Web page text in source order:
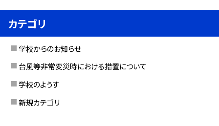
カテゴリ
学校からのお知らせ
台風等非常変災時における措置について
学校のようす
新規カテゴリ